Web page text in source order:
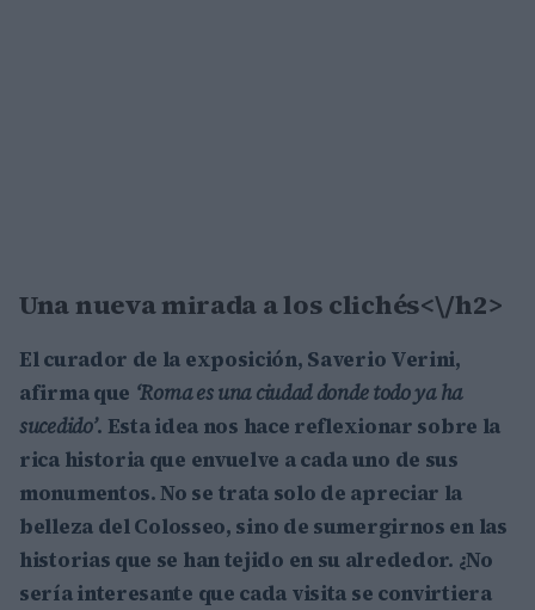
Una nueva mirada a los clichés<\/h2>
El curador de la exposición, Saverio Verini,
afirma que ‘Roma es una ciudad donde todo ya ha
sucedido’. Esta idea nos hace reflexionar sobre la
rica historia que envuelve a cada uno de sus
monumentos. No se trata solo de apreciar la
belleza delColosseo, sino de sumergirnos en las
historias que se han tejido en su alrededor. ¿No
sería interesante que cada visita se convirtiera